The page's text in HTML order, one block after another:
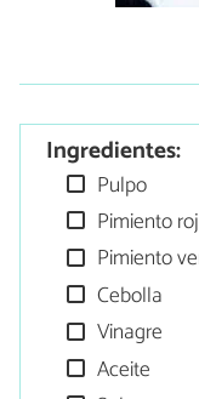
Ingredientes:
Pulpo
Pimiento
Pimiento
Cebolla
Vinagre
Aceite